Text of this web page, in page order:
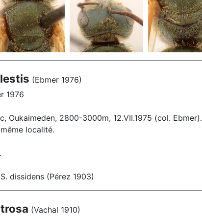
(Ebmer 1976)
1976
Oukaimeden, 2800-3000m, 12.VII.1975 (col. Ebmer).
localité.
dissidens (Pérez 1903)
(Vachal 1910)